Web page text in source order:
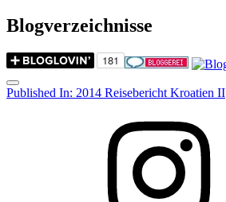
Blogverzeichnisse
Menu
Post
Published In: 2014 Reisebericht Kroatien II